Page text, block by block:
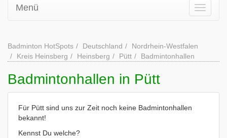
Menü
Badminton HotSpots Deutschland
Nordrhein-Westfalen
Kreis Heinsberg
Heinsberg Pütt Badmintonhallen
Badmintonhallen in Pütt
Für Pütt sind uns zur Zeit noch keine Badmintonhallen
bekannt!
Kennst Du welche?